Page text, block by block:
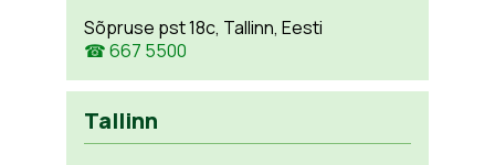
Sõpruse pst 18c, Tallinn, Eesti
☎ 667 5500
Tallinn